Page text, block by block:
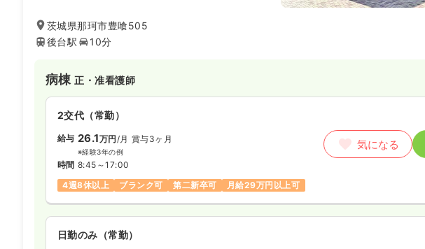
護などで退院後の生活をサポートしています。
茨城県那珂市豊喰505
後台駅
10分
病棟正・准看護師
2交代（常勤）
給与 26.1万円/月 賞与3ヶ月
※経験3年の例
時間 8:45～17:00
4週8休以上
ブランク可 第二新卒可 月給29万円以上可
気になる
日勤のみ（常勤）